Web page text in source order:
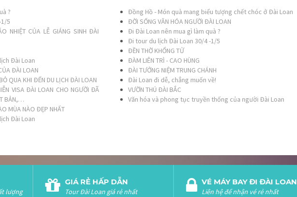
?
5
NHIỆT CỦA LỄ GIÁNG SINH ĐÀI
Đài Loan
ĐÀI LOAN
QUA KHI ĐẾN DU LỊCH ĐÀI LOAN
VISA ĐÀI LOAN CHO NGƯỜI ĐÃ
BẢN,…
MÙA NÀO ĐẸP NHẤT
Đài Loan
Đồng Hồ - Món quà mang biểu tượng chết chóc ở Đài Loan
ĐỜI SỐNG VĂN HÓA NGƯỜI ĐÀI LOAN
Đi Đài Loan nên mua gì làm quà ?
Đi tour du lịch Đài Loan 30/4 -1/5
ĐỀN THỜ KHỔNG TỬ
ĐÀM LIÊN TRÌ - CAO HÙNG
ĐÀI TƯỞNG NIỆM TRUNG CHÁNH
Đài Loan đi dễ, chẳng muốn về!
VƯỜN THÚ ĐÀI BẮC
Văn hóa và phong tục truyền thống của người Đài Loan
lượng
GIÁ RẺ HẤP DẪN
Tour Đài Loan giá rẻ nhất
VÉ MÁY BAY ĐI ĐÀI LOAN
Liên hệ để nhận vé rẻ nhất